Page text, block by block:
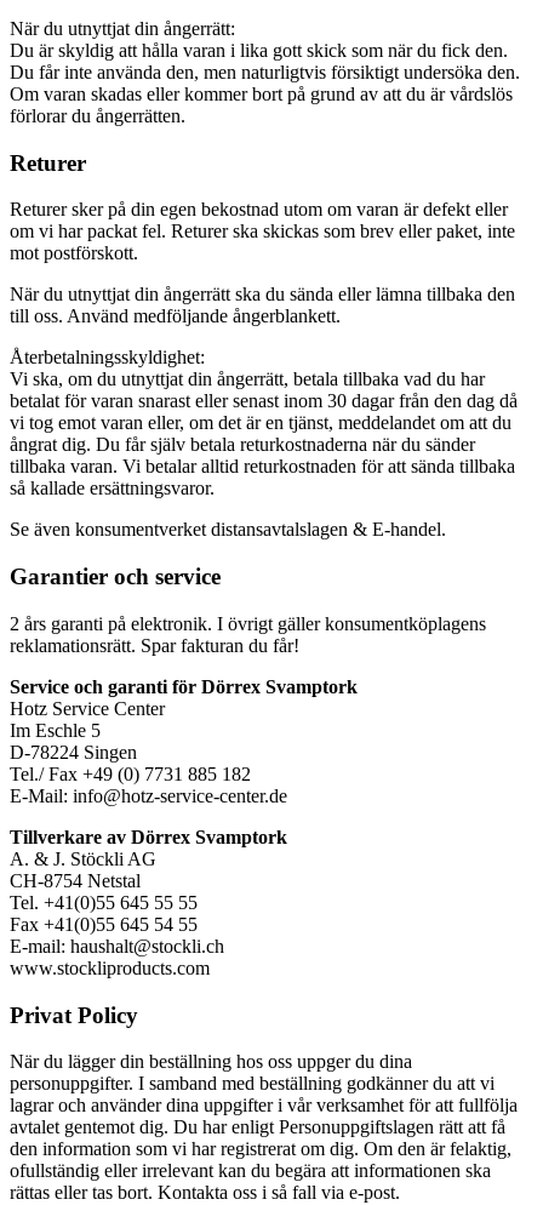
När du utnyttjat din ångerrätt:
Du är skyldig att hålla varan i lika gott skick som när du fick den.
Du får inte använda den, men naturligtvis försiktigt undersöka den.
Om varan skadas eller kommer bort på grund av att du är vårdslös
förlorar du ångerrätten.
Returer
Returer sker på din egen bekostnad utom om varan är defekt eller
om vi har packat fel. Returer ska skickas som brev eller paket, inte
mot postförskott.
När du utnyttjat din ångerrätt ska du sända eller lämna tillbaka den
till oss. Använd medföljande ångerblankett.
Återbetalningsskyldighet:
Vi ska, om du utnyttjat din ångerrätt, betala tillbaka vad du har
betalat för varan snarast eller senast inom 30 dagar från den dag då
vi tog emot varan eller, om det är en tjänst, meddelandet om att du
ångrat dig. Du får själv betala returkostnaderna när du sänder
tillbaka varan. Vi betalar alltid returkostnaden för att sända tillbaka
så kallade ersättningsvaror.
Se även konsumentverket distansavtalslagen & E-handel.
Garantier och service
2 års garanti på elektronik. I övrigt gäller konsumentköplagens
reklamationsrätt. Spar fakturan du får!
Service och garanti för Dörrex Svamptork
Hotz Service Center
Im Eschle 5
D-78224 Singen
Tel./ Fax +49 (0) 7731 885 182
E-Mail: info@hotz-service-center.de
Tillverkare av Dörrex Svamptork
A. & J. Stöckli AG
CH-8754 Netstal
Tel. +41(0)55 645 55 55
Fax +41(0)55 645 54 55
E-mail: haushalt@stockli.ch
www.stockliproducts.com
Privat Policy
När du lägger din beställning hos oss uppger du dina
personuppgifter. I samband med beställning godkänner du att vi
lagrar och använder dina uppgifter i vår verksamhet för att fullfölja
avtalet gentemot dig. Du har enligt Personuppgiftslagen rätt att få
den information som vi har registrerat om dig. Om den är felaktig,
ofullständig eller irrelevant kan du begära att informationen ska
rättas eller tas bort. Kontakta oss i så fall via e-post.